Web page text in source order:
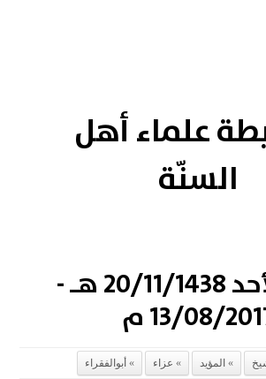
علماء أهل
السنّة
الأحد 20/11/1438 هـ -
08/2017 م
المؤيد عزاء أبوالفقراء